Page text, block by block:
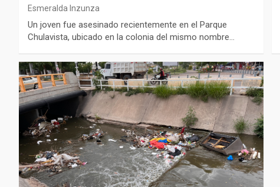
Esmeralda Inzunza
Un joven fue asesinado recientemente en el Parque
Chulavista, ubicado en la colonia del mismo nombre…